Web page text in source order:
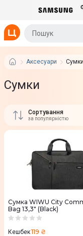
Аксесуари Сумки
Сумки
Сортування
за популярністю
Сумка WIWU City
Bag 13,3" (Black)
Кешбек119 ₴